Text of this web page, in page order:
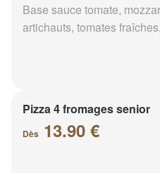
Base sauce tomate,
artichauts, tomates
Pizza 4 fromages senior
Dès 13.90 €